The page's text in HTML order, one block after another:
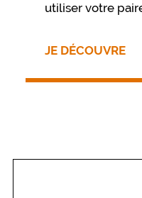
utiliser votre
JE DÉCOUVRE